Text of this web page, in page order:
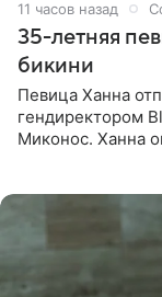
11 часов назад
35-летняя
бикини
Певица Ханна
гендиректором
Миконос. Ханна